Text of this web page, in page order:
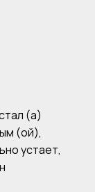
(а)
(ой),
устает,